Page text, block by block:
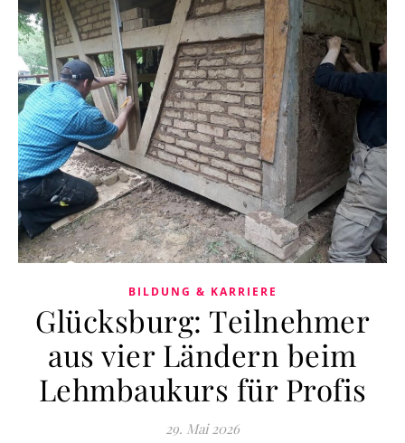
BILDUNG & KARRIERE
Glücksburg: Teilnehmer
aus vier Ländern beim
Lehmbaukurs für Profis
29. Mai 2026